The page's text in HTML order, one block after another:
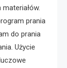
prania
do prania
Użycie